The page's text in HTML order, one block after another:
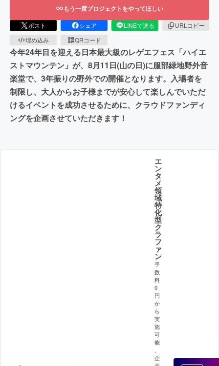
もう一度プロジェクトをやってほしい
ポスト シェア LINEで送る
URLコピー
埋め込み
QRコード
今年24年目を迎える日本最大級のレゲエフェス「ハイエ
ストマウンテン」が、8月11日(山の日)に服部緑地野外音
楽堂で、3年振りの野外での開催となります。入場者を
制限し、大人からお子様までが安心して楽しんでいただ
けるイベントを成功させるために、クラウドファンディ
ングを企画させていただきます！
エ
ン
タ
メ
領
域
特
化
型
ク
ラ
フ
ァ
ン
手
数
料
0
円
か
ら
実
施
可
能
企